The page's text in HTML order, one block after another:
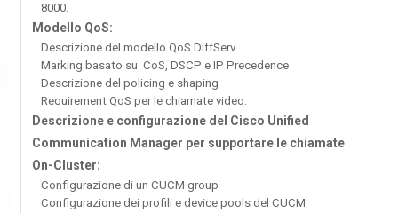
8000.
Modello QoS:
Descrizione del modello QoS DiffServ
Marking basato su: CoS, DSCP e IP Precedence
Descrizione del policing e shaping
Requirement QoS per le chiamate video.
Descrizione e configurazione del Cisco Unified
Communication Manager per supportare le chiamate
On-Cluster:
Configurazione di un CUCM group
Configurazione dei profili e device pools del CUCM